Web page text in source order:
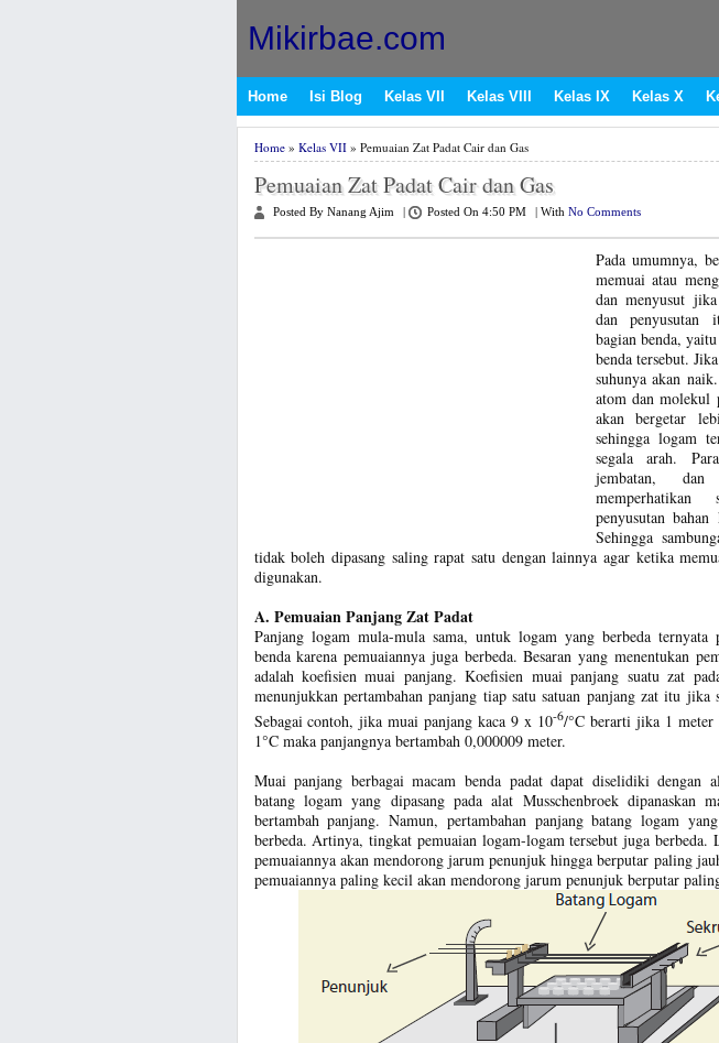
Mikirbae.com
Home Isi Blog Kelas VII Kelas VIII Kelas IX Kelas X
Home» Kelas VII» Pemuaian Zat Padat Cair dan Gas
Pemuaian Zat Padat Cair dan Gas
Posted By Nanang Ajim Posted On 4:50 PM With No Comments
Pada umumnya,
memuai atau
dan menyusut
dan penyusutan
bagian benda,
benda tersebut.
suhunya akan
atom dan molekul
akan bergetar
sehingga logam
segala arah.
jembatan,
penyusutan
Sehingga
tidak boleh dipasang saling rapat satu dengan lainnya agar ketika
digunakan.
A. Pemuaian Panjang Zat Padat
Panjang logam mula-mula sama, untuk logam yang berbeda ternyata
benda karena pemuaiannya juga berbeda. Besaran yang menentukan
adalah koefisien muai panjang. Koefisien muai panjang suatu zat
menunjukkan pertambahan panjang tiap satu satuan panjang zat itu jika
Sebagai contoh, jika muai panjang kaca 9 x 10-6/°C berarti jika 1 meter
1°C maka panjangnya bertambah 0,000009 meter.
Muai panjang berbagai macam benda padat dapat diselidiki dengan
batang logam yang dipasang pada alat Musschenbroek dipanaskan
bertambah panjang. Namun, pertambahan panjang batang logam
berbeda. Artinya, tingkat pemuaian logam-logam tersebut juga berbeda.
pemuaiannya akan mendorong jarum penunjuk hingga berputar paling
pemuaiannya paling kecil akan mendorong jarum penunjuk berputar